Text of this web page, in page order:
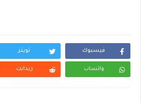
فيسبوك تويتر
واتساب ريدايت